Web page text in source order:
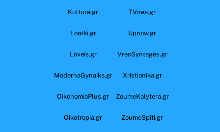
Kultura.gr TVnea.gr
Loatki.gr Upnow.gr
Loveis.gr VresSyntages.gr
ModernaGynaika.gr Xristianika.gr
OikonomiaPlus.gr ZoumeKalytera.gr
Oikotropia.gr ZoumeSpiti.gr